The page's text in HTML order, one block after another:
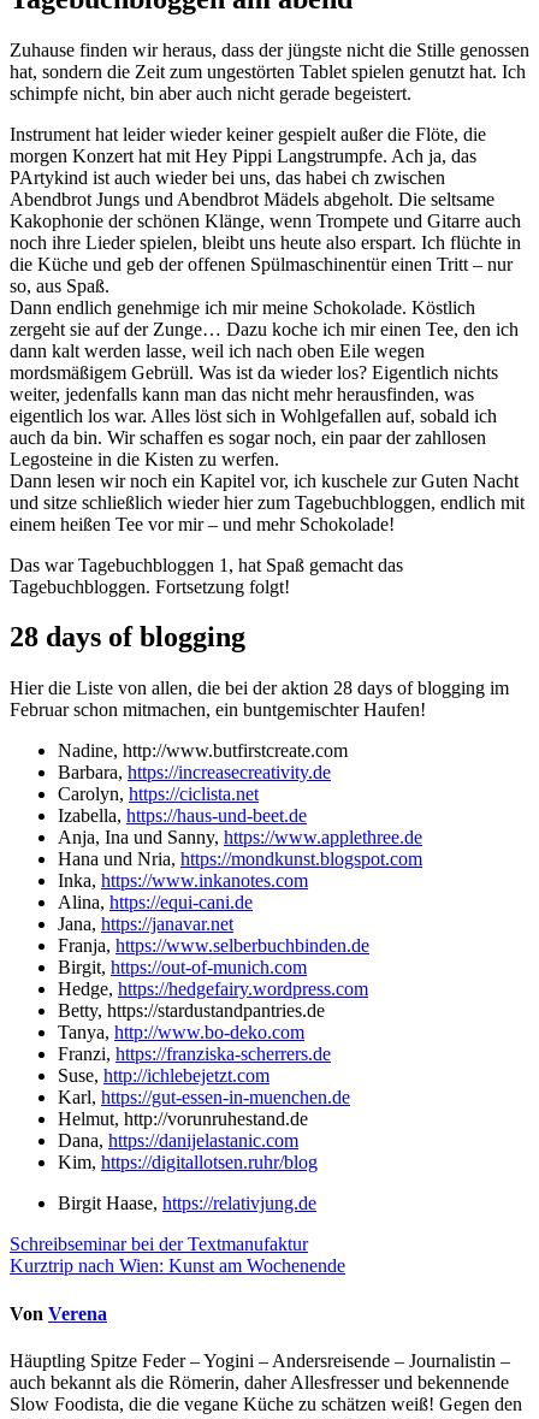
Zuhause finden wir heraus, dass der jüngste nicht die Stille genossen
hat, sondern die Zeit zum ungestörten Tablet spielen genutzt hat. Ich
schimpfe nicht, bin aber auch nicht gerade begeistert.
Instrument hat leider wieder keiner gespielt außer die Flöte, die
morgen Konzert hat mit Hey Pippi Langstrumpfe. Ach ja, das
PArtykind ist auch wieder bei uns, das habei ch zwischen
Abendbrot Jungs und Abendbrot Mädels abgeholt. Die seltsame
Kakophonie der schönen Klänge, wenn Trompete und Gitarre auch
noch ihre Lieder spielen, bleibt uns heute also erspart. Ich flüchte in
die Küche und geb der offenen Spülmaschinentür einen Tritt – nur
so, aus Spaß.
Dann endlich genehmige ich mir meine Schokolade. Köstlich
zergeht sie auf der Zunge… Dazu koche ich mir einen Tee, den ich
dann kalt werden lasse, weil ich nach oben Eile wegen
mordsmäßigem Gebrüll. Was ist da wieder los? Eigentlich nichts
weiter, jedenfalls kann man das nicht mehr herausfinden, was
eigentlich los war. Alles löst sich in Wohlgefallen auf, sobald ich
auch da bin. Wir schaffen es sogar noch, ein paar der zahllosen
Legosteine in die Kisten zu werfen.
Dann lesen wir noch ein Kapitel vor, ich kuschele zur Guten Nacht
und sitze schließlich wieder hier zum Tagebuchbloggen, endlich mit
einem heißen Tee vor mir – und mehr Schokolade!
Das war Tagebuchbloggen 1, hat Spaß gemacht das
Tagebuchbloggen. Fortsetzung folgt!
28 days of blogging
Hier die Liste von allen, die bei der aktion 28 days of blogging im
Februar schon mitmachen, ein buntgemischter Haufen!
Nadine, http://www.butfirstcreate.com
Barbara, https://increasecreativity.de
Carolyn, https://ciclista.net
Izabella, https://haus-und-beet.de
Anja, Ina und Sanny, https://www.applethree.de
Hana und Nria, https://mondkunst.blogspot.com
Inka, https://www.inkanotes.com
Alina, https://equi-cani.de
Jana, https://janavar.net
Franja, https://www.selberbuchbinden.de
Birgit, https://out-of-munich.com
Hedge, https://hedgefairy.wordpress.com
Betty, https://stardustandpantries.de
Tanya, http://www.bo-deko.com
Franzi, https://franziska-scherrers.de
Suse, http://ichlebejetzt.com
Karl, https://gut-essen-in-muenchen.de
Helmut, http://vorunruhestand.de
Dana, https://danijelastanic.com
Kim, https://digitallotsen.ruhr/blog
Birgit Haase, https://relativjung.de
Beitragsnavigation
Schreibseminar bei der Textmanufaktur
Kurztrip nach Wien: Kunst am Wochenende
Von Verena
Häuptling Spitze Feder – Yogini – Andersreisende – Journalistin –
auch bekannt als die Römerin, daher Allesfresser und bekennende
Slow Foodista, die die vegane Küche zu schätzen weiß! Gegen den